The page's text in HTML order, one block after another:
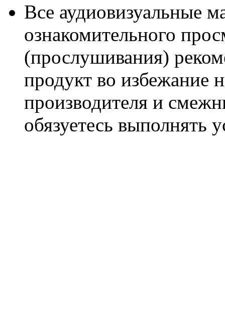
Все аудиовизуальные
ознакомительного
(прослушивания)
продукт во избежание
производителя и
обязуетесь выполнять